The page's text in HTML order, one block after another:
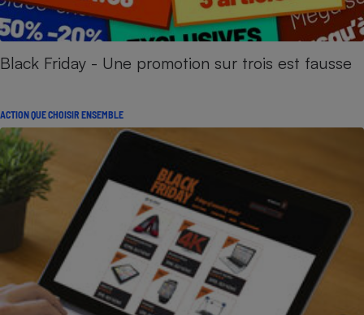
Black Friday - Une promotion sur trois est fausse
ACTION QUE CHOISIR ENSEMBLE